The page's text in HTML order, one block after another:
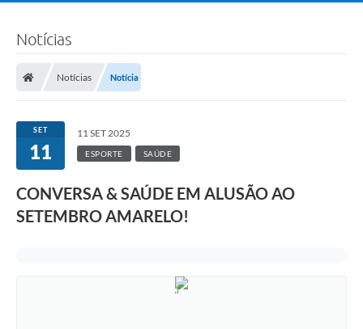
Notícias
Notícias Notícia
SET
11
11 SET 2025
ESPORTE SAÚDE
CONVERSA & SAÚDE EM ALUSÃO AO
SETEMBRO AMARELO!